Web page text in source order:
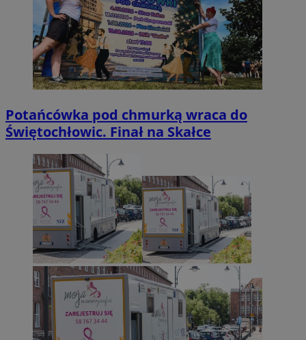
Potańcówka pod chmurką wraca do
Świętochłowic. Finał na Skałce